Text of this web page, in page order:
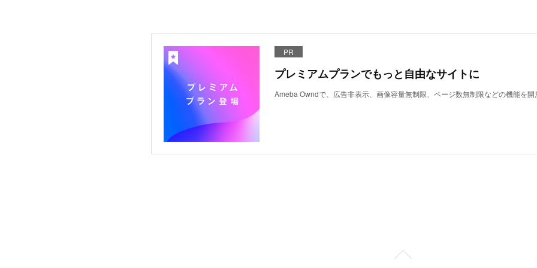
PR
プレミアムプランでもっと自由なサイトに
Ameba Owndで、広告非表示、画像容量無制限、ページ数無制限などの機能を開